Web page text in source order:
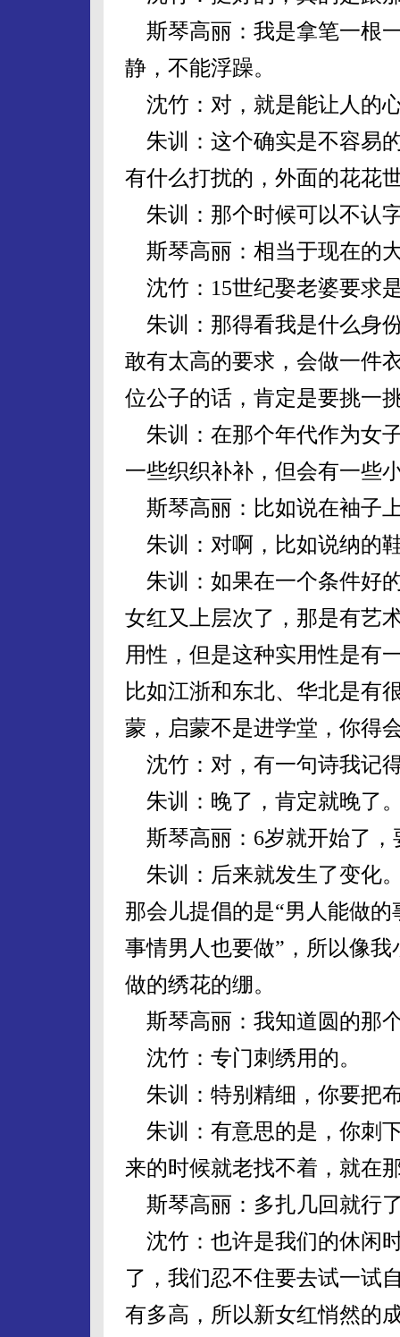
斯琴高丽：我是拿笔一根
静，不能浮躁。
沈竹：对，就是能让人的
朱训：这个确实是不容易
有什么打扰的，外面的花花
朱训：那个时候可以不认
斯琴高丽：相当于现在的
沈竹：15世纪娶老婆要求
朱训：那得看我是什么身
敢有太高的要求，会做一件
位公子的话，肯定是要挑一
朱训：在那个年代作为女
一些织织补补，但会有一些
斯琴高丽：比如说在袖子
朱训：对啊，比如说纳的
朱训：如果在一个条件好
女红又上层次了，那是有艺
用性，但是这种实用性是有
比如江浙和东北、华北是有
蒙，启蒙不是进学堂，你得
沈竹：对，有一句诗我记
朱训：晚了，肯定就晚了
斯琴高丽：6岁就开始了，
朱训：后来就发生了变化
那会儿提倡的是“男人能做
事情男人也要做”，所以像
做的绣花的绷。
斯琴高丽：我知道圆的那
沈竹：专门刺绣用的。
朱训：特别精细，你要把
朱训：有意思的是，你刺
来的时候就老找不着，就在
斯琴高丽：多扎几回就行
沈竹：也许是我们的休闲
了，我们忍不住要去试一试
有多高，所以新女红悄然的